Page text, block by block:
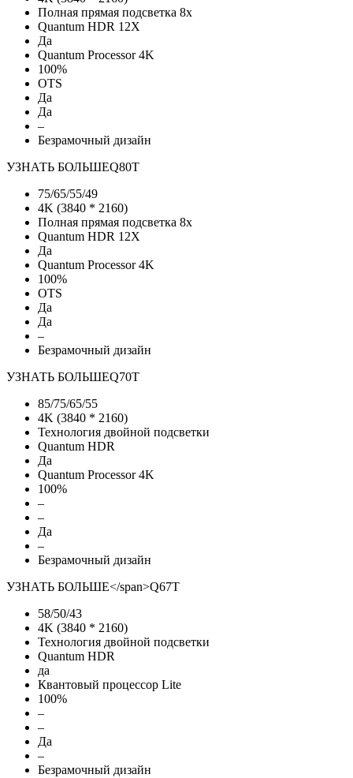
Полная прямая подсветка 8х
Quantum HDR 12X
Да
Quantum Processor 4K
100%
OTS
Да
Да
–
Безрамочный дизайн
УЗНАТЬ БОЛЬШЕQ80T
75/65/55/49
4K (3840 * 2160)
Полная прямая подсветка 8х
Quantum HDR 12X
Да
Quantum Processor 4K
100%
OTS
Да
Да
–
Безрамочный дизайн
УЗНАТЬ БОЛЬШЕQ70T
85/75/65/55
4K (3840 * 2160)
Технология двойной подсветки
Quantum HDR
Да
Quantum Processor 4K
100%
–
–
Да
–
Безрамочный дизайн
УЗНАТЬ БОЛЬШЕ</span>Q67T
58/50/43
4K (3840 * 2160)
Технология двойной подсветки
Quantum HDR
да
Квантовый процессор Lite
100%
–
–
Да
–
Безрамочный дизайн